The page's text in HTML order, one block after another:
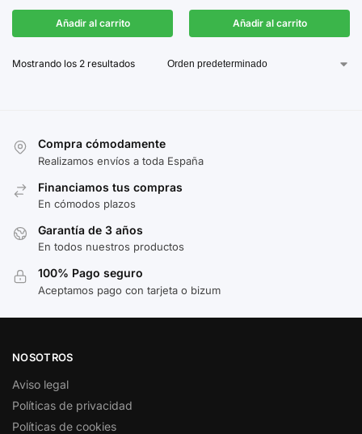
Añadir al carrito Añadir al carrito
Mostrando los 2 resultados
Compra cómodamente
Realizamos envíos a toda España
Financiamos tus compras
En cómodos plazos
Garantía de 3 años
En todos nuestros productos
100% Pago seguro
Aceptamos pago con tarjeta o bizum
NOSOTROS
Aviso legal
Políticas de privacidad
Políticas de cookies